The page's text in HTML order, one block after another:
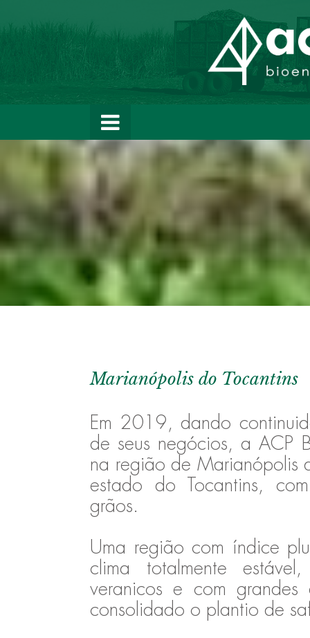
Marianópolis do Tocantins
Em 2019, dando
de seus negócios, a ACP
na região de Marianópolis
estado do Tocantins,
grãos.
Uma região com índice
clima totalmente
veranicos e com
consolidado o plantio de